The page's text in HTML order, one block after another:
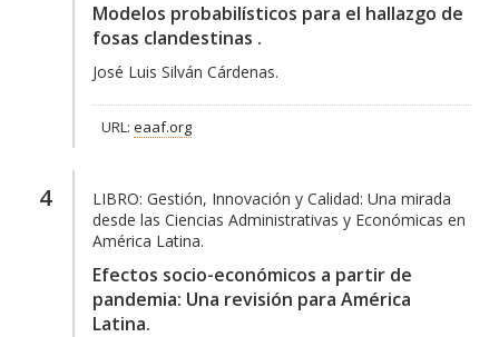
Modelos probabilísticos para el hallazgo de
fosas clandestinas .
José Luis Silván Cárdenas.
URL: eaaf.org
4 LIBRO: Gestión, Innovación y Calidad: Una mirada
desde las Ciencias Administrativas y Económicas en
América Latina.
Efectos socio-económicos a partir de
pandemia: Una revisión para América
Latina.